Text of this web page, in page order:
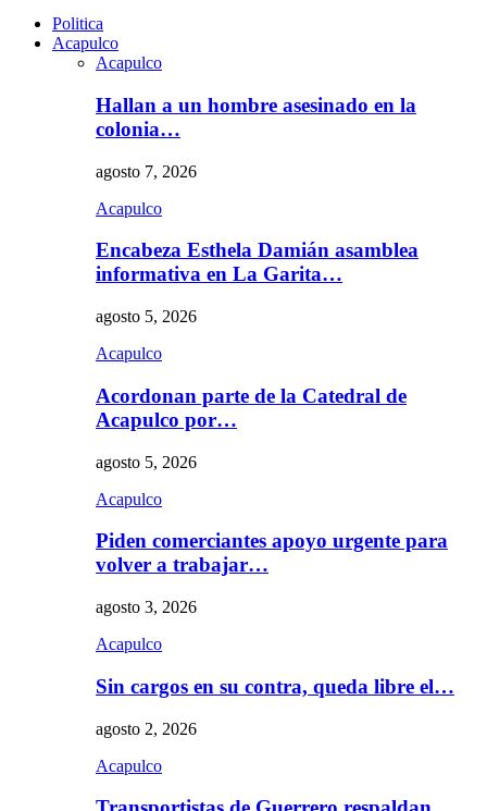
Politica
Acapulco
Acapulco
Hallan a un hombre asesinado en la
colonia…
agosto 7, 2026
Acapulco
Encabeza Esthela Damián asamblea
informativa en La Garita…
agosto 5, 2026
Acapulco
Acordonan parte de la Catedral de
Acapulco por…
agosto 5, 2026
Acapulco
Piden comerciantes apoyo urgente para
volver a trabajar…
agosto 3, 2026
Acapulco
Sin cargos en su contra, queda libre el…
agosto 2, 2026
Acapulco